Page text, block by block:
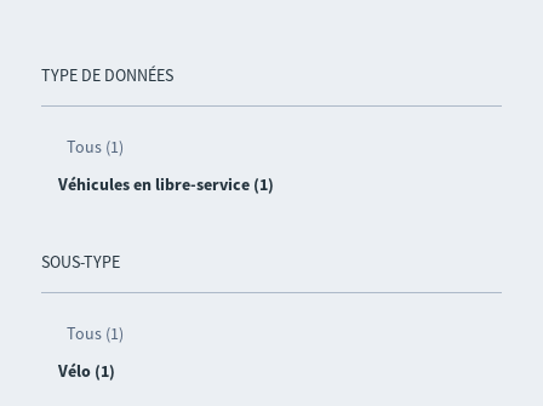
TYPE DE DONNÉES
Tous (1)
Véhicules en libre-service (1)
SOUS-TYPE
Tous (1)
Vélo (1)